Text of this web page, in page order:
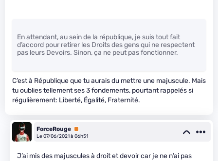
En attendant, au sein de la république, je suis tout fait
d’accord pour retirer les Droits des gens qui ne respectent
pas leurs Devoirs. Sinon, ça ne peut pas fonctionner.
C’est à République que tu aurais du mettre une majuscule. Mais
tu oublies tellement ses 3 fondements, pourtant rappelés si
régulièrement: Liberté, Égalité, Fraternité.
ForceRouge Premium
Le 07/06/2021 à 06h51
J’ai mis des majuscules à droit et devoir car je ne n’ai pas